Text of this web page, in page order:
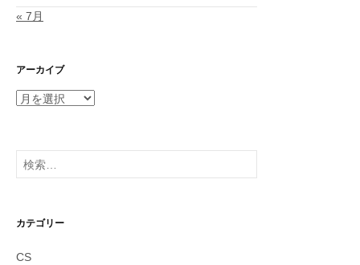
« 7月
アーカイブ
ア
イ
ブ
検
索:
カテゴリー
CS